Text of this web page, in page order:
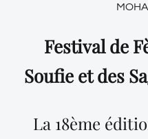
Festival de
Soufie et des
La 18ème